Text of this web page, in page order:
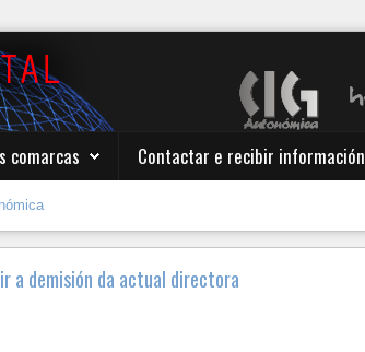
comarcas Contactar e recibir información
a demisión da actual directora